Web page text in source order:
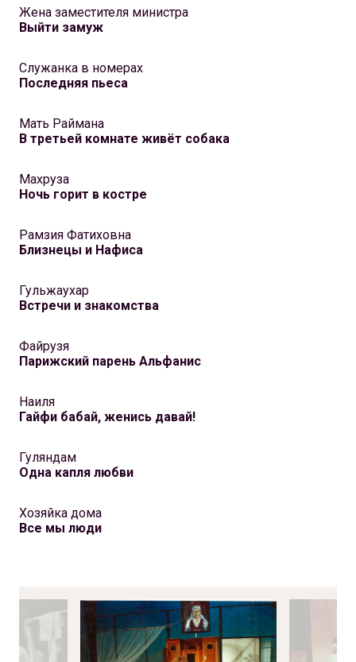
Жена заместителя министра
Выйти замуж
Служанка в номерах
Последняя пьеса
Мать Раймана
В третьей комнате живёт собака
Махруза
Ночь горит в костре
Рамзия Фатиховна
Близнецы и Нафиса
Гульжаухар
Встречи и знакомства
Файрузя
Парижский парень Альфанис
Наиля
Гайфи бабай, женись давай!
Гуляндам
Одна капля любви
Хозяйка дома
Все мы люди